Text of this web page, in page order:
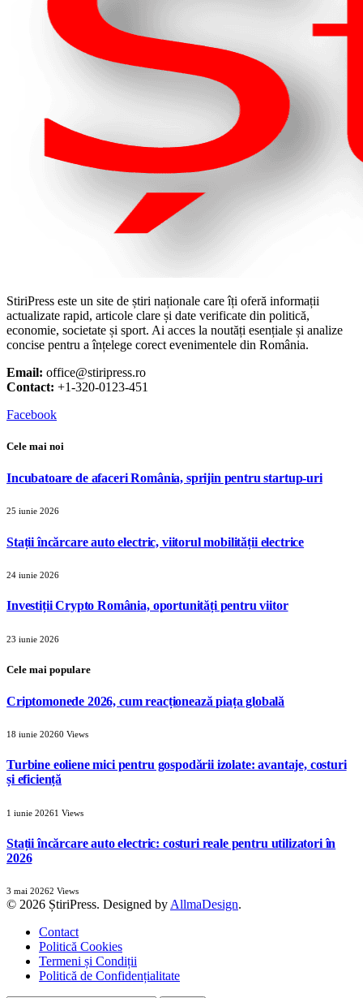
StiriPress este un site de știri naționale care îți oferă informații
actualizate rapid, articole clare și date verificate din politică,
economie, societate și sport. Ai acces la noutăți esențiale și analize
concise pentru a înțelege corect evenimentele din România.
Email: office@stiripress.ro
Contact: +1-320-0123-451
Facebook
Cele mai noi
Incubatoare de afaceri România, sprijin pentru startup-uri
25 iunie 2026
Stații încărcare auto electric, viitorul mobilității electrice
24 iunie 2026
Investiții Crypto România, oportunități pentru viitor
23 iunie 2026
Cele mai populare
Criptomonede 2026, cum reacționează piața globală
18 iunie 20260 Views
Turbine eoliene mici pentru gospodării izolate: avantaje, costuri
și eficiență
1 iunie 20261 Views
Stații încărcare auto electric: costuri reale pentru utilizatori în
2026
3 mai 20262 Views
© 2026 ȘtiriPress. Designed by AllmaDesign.
Contact
Politică Cookies
Termeni și Condiții
Politică de Confidențialitate